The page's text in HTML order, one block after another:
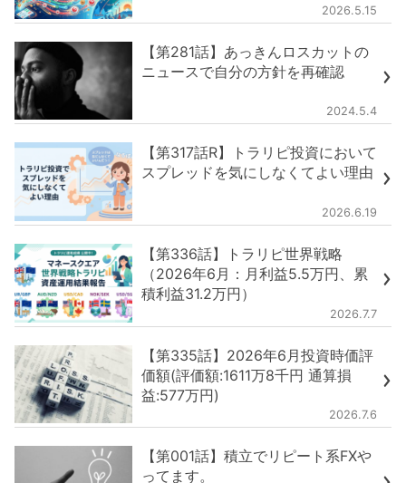
2026.5.15
【第281話】あっきんロスカットの
ニュースで自分の方針を再確認
2024.5.4
【第317話R】トラリピ投資において
スプレッドを気にしなくてよい理由
2026.6.19
【第336話】トラリピ世界戦略
（2026年6月：月利益5.5万円、累
積利益31.2万円）
2026.7.7
【第335話】2026年6月投資時価評
価額(評価額:1611万8千円 通算損
益:577万円)
2026.7.6
【第001話】積立でリピート系FXや
ってます。